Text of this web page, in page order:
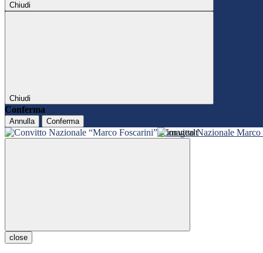
Chiudi
Chiudi
Conferma
Annulla Conferma
Convitto Nazionale Marco
close